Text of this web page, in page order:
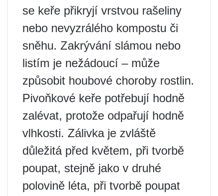
se keře přikryjí vrstvou rašeliny
nebo nevyzrálého kompostu či
sněhu. Zakrývání slámou nebo
listím je nežádoucí – může
způsobit houbové choroby rostlin.
Pivoňkové keře potřebují hodně
zalévat, protože odpařují hodně
vlhkosti. Zálivka je zvláště
důležitá před květem, při tvorbě
poupat, stejně jako v druhé
polovině léta, při tvorbě poupat